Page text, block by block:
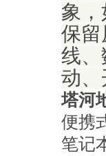
象
保留
线、
动、
塔河
便携
笔记